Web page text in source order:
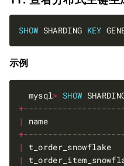
SHOW SHARDING KEY
示例
  mysql
> SHOW
+
|
+
|
|